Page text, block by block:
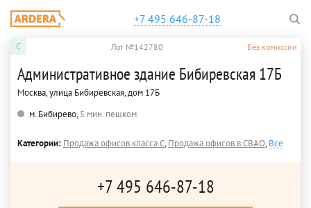
+7 495 646-87-18
C Лот №142780 Без комиссии
Административное здание Бибиревская 17Б
Москва, улица Бибиревская, дом 17Б
м. Бибирево,5 мин. пешком
Категории: Продажа офисов класса C,Продажа офисов в СВАО,Все
+7 495 646-87-18